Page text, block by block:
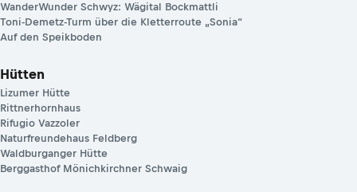
WanderWunder Schwyz: Wägital Bockmattli
Toni-Demetz-Turm über die Kletterroute „Sonia“
Auf den Speikboden
Hütten
Lizumer Hütte
Rittnerhornhaus
Rifugio Vazzoler
Naturfreundehaus Feldberg
Waldburganger Hütte
Berggasthof Mönichkirchner Schwaig